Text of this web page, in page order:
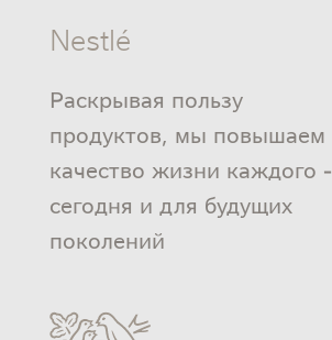
Nestlé
Раскрывая пользу
продуктов, мы повышаем
качество жизни каждого -
сегодня и для будущих
поколений